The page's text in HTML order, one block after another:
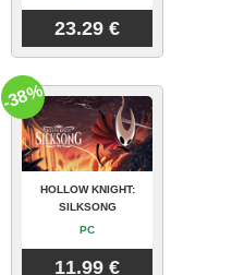
23.29 €
HOLLOW KNIGHT:
SILKSONG
PC
11.99 €
-38%